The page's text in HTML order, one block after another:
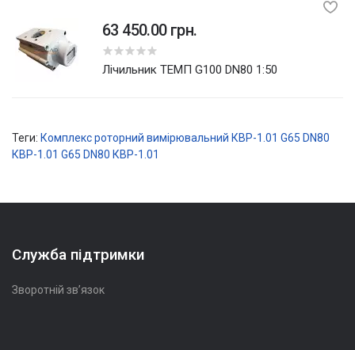
63 450.00 грн.
лічильник ТЕМП G100 DN80 1:50
Теги: Комплекс роторний вимірювальний КВР-1.01 G65 DN80
КВР-1.01 G65 DN80 КВР-1.01
Служба підтримки
Зворотній зв’язок